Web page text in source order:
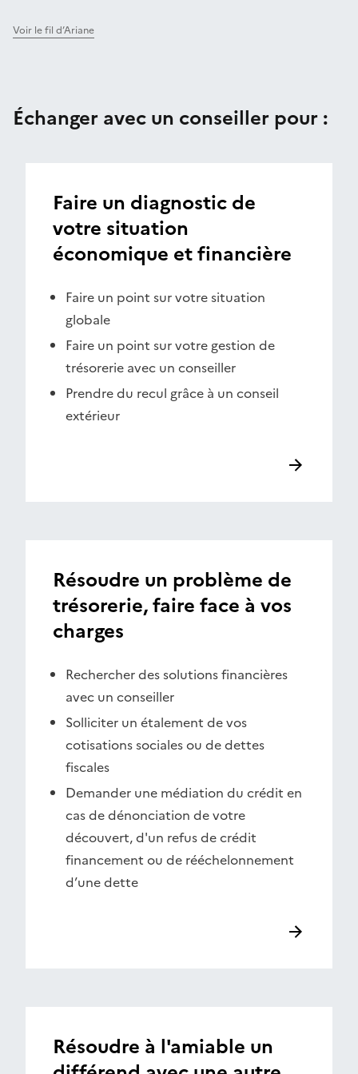
Voir le fil d’Ariane
Échanger avec un conseiller pour :
Faire un diagnostic de
votre situation
économique et financière
Faire un point sur votre situation
globale
Faire un point sur votre gestion de
trésorerie avec un conseiller
Prendre du recul grâce à un conseil
extérieur
Résoudre un problème de
trésorerie, faire face à vos
charges
Rechercher des solutions financières
avec un conseiller
Solliciter un étalement de vos
cotisations sociales ou de dettes
fiscales
Demander une médiation du crédit en
cas de dénonciation de votre
découvert, d'un refus de crédit
financement ou de rééchelonnement
d’une dette
Résoudre à l'amiable un